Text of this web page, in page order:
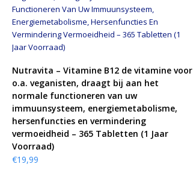
KOOP PRODUCT
Nutravita – Vitamine B12 de vitamine voor
o.a. veganisten, draagt bij aan het
normale functioneren van uw
immuunsysteem, energiemetabolisme,
hersenfuncties en vermindering
vermoeidheid – 365 Tabletten (1 Jaar
Voorraad)
€19,99